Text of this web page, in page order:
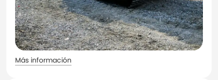
Más información